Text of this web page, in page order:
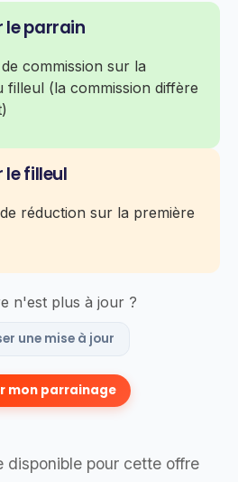
le parrain
commission sur la
filleul (la commission diffère
filleul
réduction sur la première
n'est plus à jour ?
une mise à jour
mon parrainage
disponible pour cette offre